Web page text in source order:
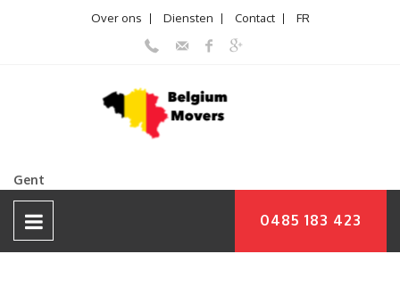
Over ons Diensten Contact FR
Gent
0485 183 423